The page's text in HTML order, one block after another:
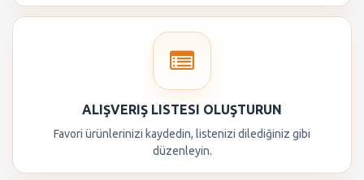
ALIŞVERIŞ LISTESI OLUŞTURUN
Favori ürünlerinizi kaydedin, listenizi dilediğiniz gibi
düzenleyin.